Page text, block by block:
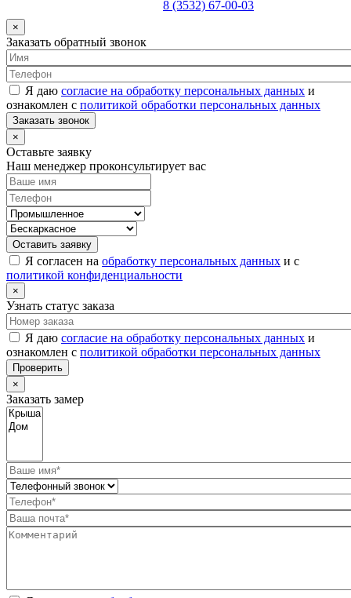
8 (3532) 67-00-03
×
Заказать обратный звонок
Я даю согласие на обработку персональных данных и
ознакомлен с политикой обработки персональных данных
Заказать звонок
×
Оставьте заявку
Наш менеджер проконсультирует вас
Оставить заявку
Я согласен на обработку персональных данных и с
политикой конфиденциальности
×
Узнать статус заказа
Я даю согласие на обработку персональных данных и
ознакомлен с политикой обработки персональных данных
Проверить
×
Заказать замер